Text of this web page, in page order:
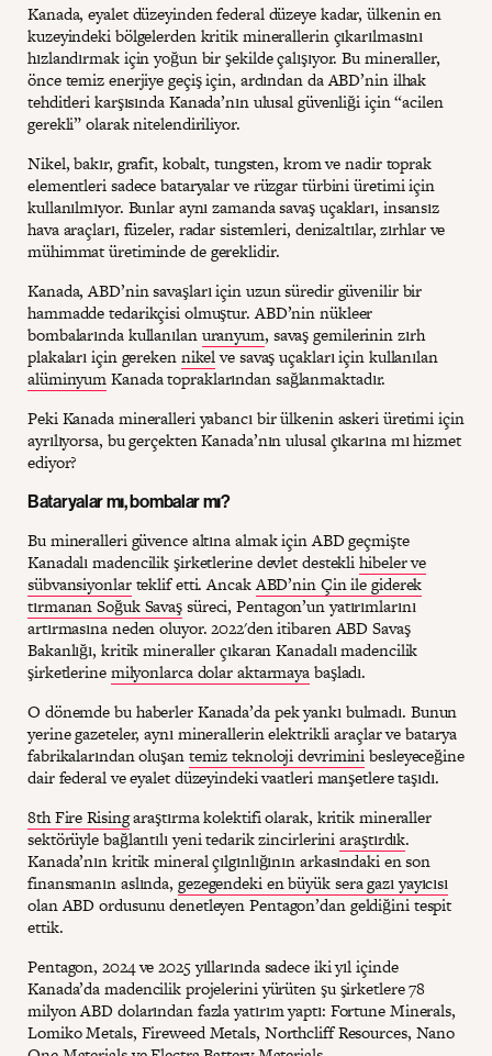
Kanada, eyalet düzeyinden federal düzeye kadar, ülkenin en
kuzeyindeki bölgelerden kritik minerallerin çıkarılmasını
hızlandırmak için yoğun bir şekilde çalışıyor. Bu mineraller,
önce temiz enerjiye geçiş için, ardından da ABD’nin ilhak
tehditleri karşısında Kanada’nın ulusal güvenliği için “acilen
gerekli” olarak nitelendiriliyor.
Nikel, bakır, grafit, kobalt, tungsten, krom ve nadir toprak
elementleri sadece bataryalar ve rüzgar türbini üretimi için
kullanılmıyor. Bunlar aynı zamanda savaş uçakları, insansız
hava araçları, füzeler, radar sistemleri, denizaltılar, zırhlar ve
mühimmat üretiminde de gereklidir.
Kanada, ABD’nin savaşları için uzun süredir güvenilir bir
hammadde tedarikçisi olmuştur. ABD’nin nükleer
bombalarında kullanılanuranyum, savaş gemilerinin zırh
plakaları için gerekennikelve savaş uçakları için kullanılan
alüminyumKanada topraklarından sağlanmaktadır.
Peki Kanada mineralleri yabancı bir ülkenin askeri üretimi için
ayrılıyorsa, bu gerçekten Kanada’nın ulusal çıkarına mı hizmet
ediyor?
Bataryalar mı, bombalar mı?
Bu mineralleri güvence altına almak için ABD geçmişte
Kanadalı madencilik şirketlerine devlet desteklihibeler ve
sübvansiyonlarteklif etti. AncakABD’nin Çin ile giderek
tırmanan Soğuk Savaşsüreci, Pentagon’un yatırımlarını
artırmasına neden oluyor. 2022'den itibaren ABD Savaş
Bakanlığı, kritik mineraller çıkaran Kanadalı madencilik
şirketlerinemilyonlarca dolar aktarmayabaşladı.
O dönemde bu haberler Kanada’da pek yankı bulmadı. Bunun
yerine gazeteler, aynı minerallerin elektrikli araçlar ve batarya
fabrikalarından oluşantemiz teknoloji devriminibesleyeceğine
dair federal ve eyalet düzeyindeki vaatleri manşetlere taşıdı.
8th Fire Risingaraştırma kolektifi olarak, kritik mineraller
sektörüyle bağlantılı yeni tedarik zincirleriniaraştırdık.
Kanada’nın kritik mineral çılgınlığının arkasındaki en son
finansmanın aslında, gezegendeki en büyük sera gazı yayıcısı
olan ABD ordusunu denetleyen Pentagon’dan geldiğini tespit
ettik.
Pentagon, 2024 ve 2025 yıllarında sadece iki yıl içinde
Kanada’da madencilik projelerini yürüten şu şirketlere 78
milyon ABD dolarından fazla yatırım yaptı: Fortune Minerals,
Lomiko Metals, Fireweed Metals, Northcliff Resources, Nano